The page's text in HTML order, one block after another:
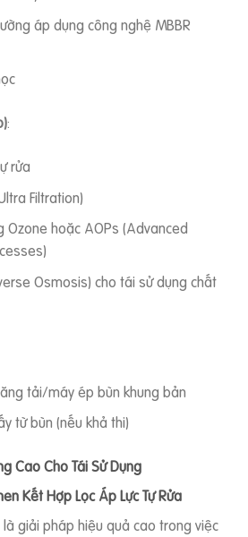
áp dụng công nghệ MBBR
:
rửa
Filtration)
Ozone hoặc AOPs (Advanced
Osmosis) cho tái sử dụng chất
tải/máy ép bùn khung bản
từ bùn (nếu khả thi)
Cao Cho Tái Sử Dụng
Kết Hợp Lọc Áp Lực Tự Rửa
giải pháp hiệu quả cao trong việc